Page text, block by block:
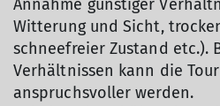
Annahme günstiger
Witterung und Sicht,
schneefreier Zustand etc.).
Verhältnissen kann die
anspruchsvoller werden.